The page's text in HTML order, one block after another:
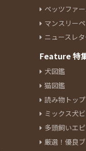
ペッツファ
マンスリー
ニュースレタ
Feature 特
犬図鑑
猫図鑑
読み物トップ
ミックス犬
多頭飼いエ
厳選！優良